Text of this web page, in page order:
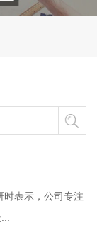
时表示，公司专注